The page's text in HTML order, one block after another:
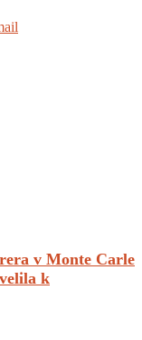
v Monte Carle
k